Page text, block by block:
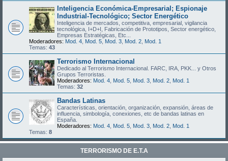
Inteligencia Económica-Empresarial; Espionaje
Industrial-Tecnológico; Sector Energético
Inteligencia de mercados, competitiva, empresarial, vigilancia
tecnológica, I+D+I, Fabricación de Prototipos, Sector energético,
Empresas Estratégicas, Etc...
Moderadores: Mod. 4 Mod. 5 Mod. 3 Mod. 2 Mod. 1
Temas: 43
Terrorismo Internacional
Dedicado al Terrorismo Internacional. FARC, IRA, PKK... y Otros
Grupos Terroristas.
Moderadores: Mod. 4 Mod. 5 Mod. 3 Mod. 2 Mod. 1
Temas: 32
Bandas Latinas
Características, orientación, organización, expansión, áreas de
influencia, simbología, conexiones, etc de bandas latinas en
España.
Moderadores: Mod. 4 Mod. 5 Mod. 3 Mod. 2 Mod. 1
Temas: 8
TERRORISMO DE E.T.A